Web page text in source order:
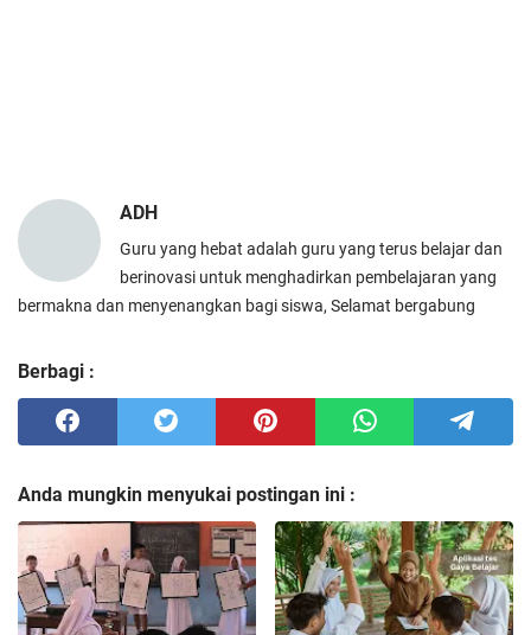
ADH
Guru yang hebat adalah guru yang terus belajar dan
berinovasi untuk menghadirkan pembelajaran yang
bermakna dan menyenangkan bagi siswa, Selamat bergabung
Berbagi :
Anda mungkin menyukai postingan ini :